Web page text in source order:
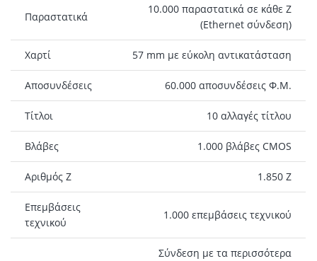
Παραστατικά
10.000 παραστατικά σε κάθε Ζ
(Ethernet σύνδεση)
Χαρτί 57 mm με εύκολη αντικατάσταση
Αποσυνδέσεις 60.000 αποσυνδέσεις Φ.Μ.
Τίτλοι 10 αλλαγές τίτλου
Βλάβες 1.000 βλάβες CMOS
Αριθμός Ζ 1.850 Ζ
Επεμβάσεις
τεχνικού
1.000 επεμβάσεις τεχνικού
Σύνδεση με τα περισσότερα